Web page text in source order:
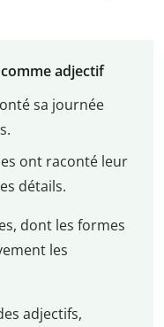
adjectif
sa journée
ont raconté leur
détails.
dont les formes
les
adjectifs,